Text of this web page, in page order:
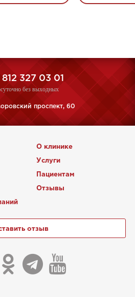
327 03 01
без выходных
проспект, 60
О клинике
Услуги
Пациентам
Отзывы
отзыв